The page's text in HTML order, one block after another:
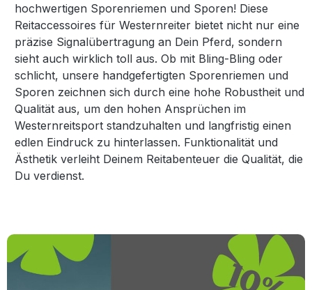
hochwertigen Sporenriemen und Sporen! Diese
Reitaccessoires für Westernreiter bietet nicht nur eine
präzise Signalübertragung an Dein Pferd, sondern
sieht auch wirklich toll aus. Ob mit Bling-Bling oder
schlicht, unsere handgefertigten Sporenriemen und
Sporen zeichnen sich durch eine hohe Robustheit und
Qualität aus, um den hohen Ansprüchen im
Westernreitsport standzuhalten und langfristig einen
edlen Eindruck zu hinterlassen. Funktionalität und
Ästhetik verleiht Deinem Reitabenteuer die Qualität, die
Du verdienst.